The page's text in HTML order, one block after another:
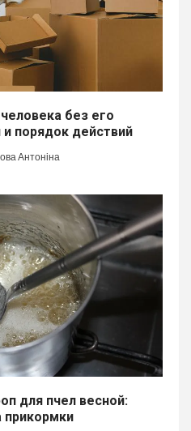
без его
и порядок действий
Антоніна
для пчел весной:
прикормки